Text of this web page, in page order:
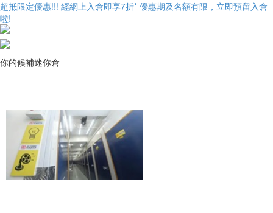
超抵限定優惠!!! 經網上入倉即享7折* 優惠期及名額有限，立即預留入倉
啦!
你的候補迷你倉